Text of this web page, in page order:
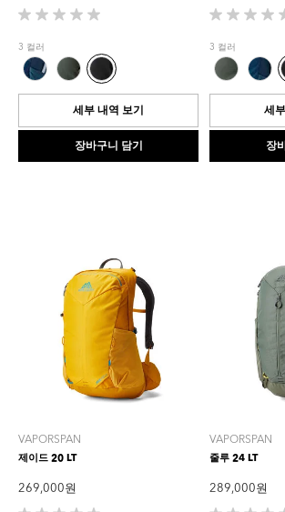
별
5
개
중
0.0
입
다.
3 컬러
세부 내역 보기
장바구니 담기
별
5
개
중
0.0
입
다.
3 컬러
세
장
VAPORSPAN
제이드 20 LT
269,000 원
VAPORSPAN
줄루 24 LT
289,000 원